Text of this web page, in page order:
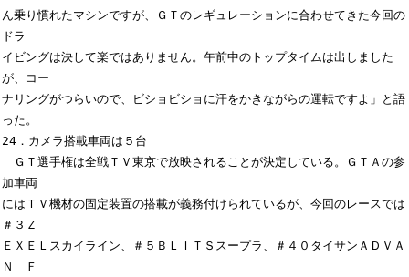
ん乗り慣れたマシンですが、ＧＴのレギュレーションに合わせてきた今回の
ドラ
イビングは決して楽ではありません。午前中のトップタイムは出しました
が、コー
ナリングがつらいので、ビショビショに汗をかきながらの運転ですよ」と語
った。
24．カメラ搭載車両は５台
ＧＴ選手権は全戦ＴＶ東京で放映されることが決定している。ＧＴＡの参
加車両
にはＴＶ機材の固定装置の搭載が義務付けられているが、今回のレースでは
＃３Ｚ
ＥＸＥＬスカイライン、＃５ＢＬＩＴＳスープラ、＃４０タイサンＡＤＶＡ
Ｎ　Ｆ